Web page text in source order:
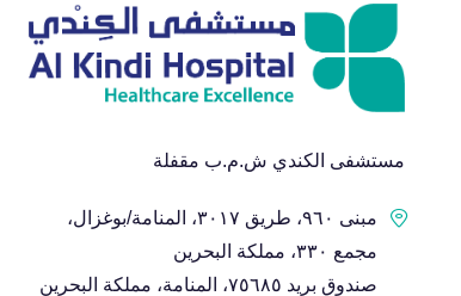
مستشفى الكندي ش.م.ب مقفلة
مبنى ٩٦٠، طريق ٣٠١٧، المنامة/بوغزال،
مجمع ٣٣٠، مملكة البحرين
صندوق بريد ٧٥٦٨٥، المنامة، مملكة البحرين